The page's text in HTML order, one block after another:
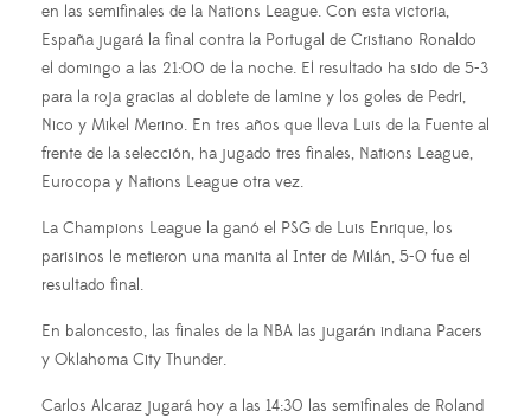
en las semifinales de la Nations League. Con esta victoria,
España jugará la final contra la Portugal de Cristiano Ronaldo
el domingo a las 21:00 de la noche. El resultado ha sido de 5-3
para la roja gracias al doblete de lamine y los goles de Pedri,
Nico y Mikel Merino. En tres años que lleva Luis de la Fuente al
frente de la selección, ha jugado tres finales, Nations League,
Eurocopa y Nations League otra vez.
La Champions League la ganó el PSG de Luis Enrique, los
parisinos le metieron una manita al Inter de Milán, 5-0 fue el
resultado final.
En baloncesto, las finales de la NBA las jugarán indiana Pacers
y Oklahoma City Thunder.
Carlos Alcaraz jugará hoy a las 14:30 las semifinales de Roland